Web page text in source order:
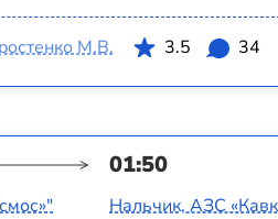
М.В. 3.5 34
01:50
Нальчик, АЗС